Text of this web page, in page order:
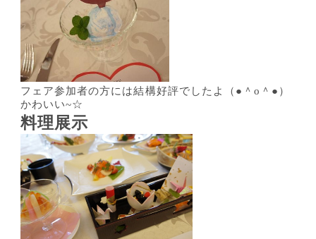
フェア参加者の方には結構好評でしたよ（●＾o＾●）
かわいい~☆
料理展示